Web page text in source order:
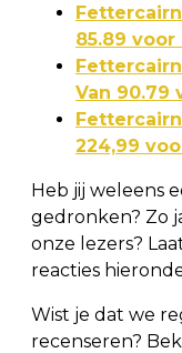
85.89 voor
Fettercairn
Van 90.79
Fettercairn
224,99
Heb jij weleens
gedronken? Zo
onze lezers?
reacties
Wist je dat we
recenseren?